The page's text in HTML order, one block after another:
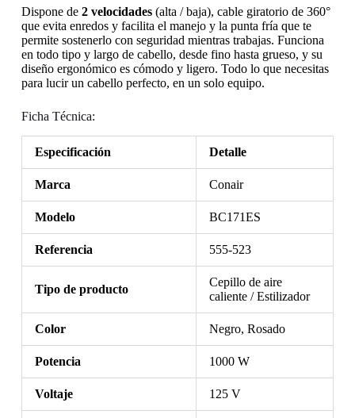
Dispone de 2 velocidades(alta / baja), cable giratorio de 360°
que evita enredos y facilita el manejo y la punta fría que te
permite sostenerlo con seguridad mientras trabajas. Funciona
en todo tipo y largo de cabello, desde fino hasta grueso, y su
diseño ergonómico es cómodo y ligero. Todo lo que necesitas
para lucir un cabello perfecto, en un solo equipo.
Ficha Técnica:
Especificación Detalle
Marca Conair
Modelo BC171ES
Referencia 555-523
Tipo de producto
Cepillo de aire
caliente / Estilizador
Color Negro, Rosado
Potencia 1000 W
Voltaje 125 V